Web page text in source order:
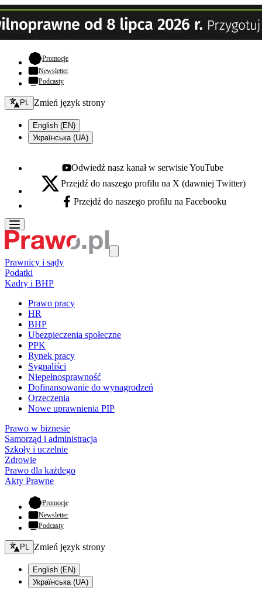
Promocje- otwiera się w nowej karcie
Newsletter
Podcasty
Zmień język - bieżący:
PL Zmień język strony
English (EN)
Українська (UA)
Youtube - otwiera się w nowej karcie
Odwiedź nasz kanał w serwisie YouTube
X - otwiera się w nowej karcie
Przejdź do naszego profilu na X (dawniej Twitter)
Facebook - otwiera się w nowej karcie
Przejdź do naszego profilu na Facebooku
Prawnicy i sądy
Podatki
Kadry i BHP
Prawo pracy
HR
BHP
Ubezpieczenia społeczne
PPK
Rynek pracy
Sygnaliści
Niepełnosprawność
Dofinansowanie do wynagrodzeń
Orzeczenia
Nowe uprawnienia PIP
Prawo w biznesie
Samorząd i administracja
Szkoły i uczelnie
Zdrowie
Prawo dla każdego
Akty Prawne
Promocje- otwiera się w nowej karcie
Newsletter
Podcasty
Zmień język - bieżący:
PL Zmień język strony
English (EN)
Українська (UA)